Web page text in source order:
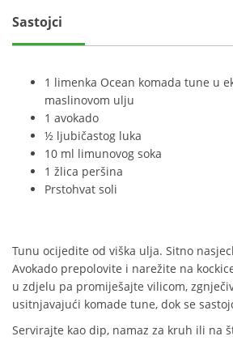
Sastojci
1 limenka Ocean komada tune u
maslinovom ulju
1 avokado
½ ljubičastog luka
10 ml limunovog soka
1 žlica peršina
Prstohvat soli
Tunu ocijedite od viška ulja. Sitno
Avokado prepolovite i narežite na
u zdjelu pa promiješajte vilicom,
usitnjavajući komade tune, dok se
Servirajte kao dip, namaz za kruh ili na